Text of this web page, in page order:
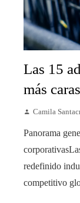
Las 15
más
Camila
Panorama
redefinido
competitivo